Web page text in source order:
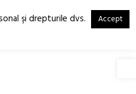
EN
şi drepturile dvs. Accept